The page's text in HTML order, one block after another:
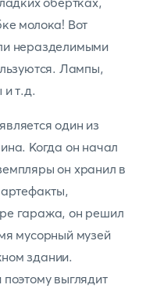
молока! Вот
неразделимыми
Лампы,
т.д.
один из
Когда он начал
он хранил в
гаража, он решил
мусорный музей
здании.
выглядит